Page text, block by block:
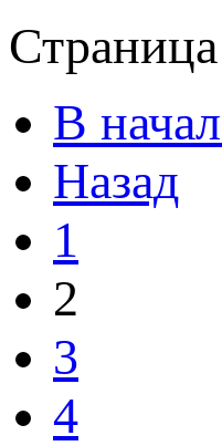
В
Назад
1
2
3
4